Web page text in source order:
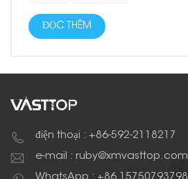
ĐỌC THÊM
điện thoại : +86-592-2118217
e-mail : ruby@xmvasttop.com